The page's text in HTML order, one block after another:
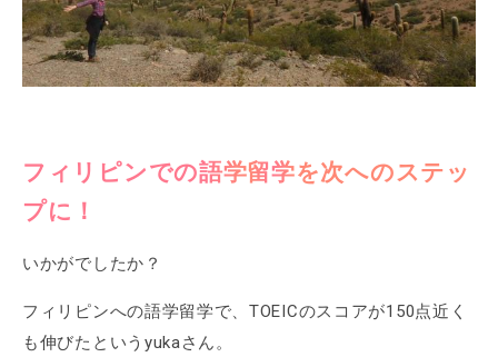
フィリピンでの語学留学を次へのステッ
プに！
いかがでしたか？
フィリピンへの語学留学で、TOEICのスコアが150点近く
も伸びたというyukaさん。